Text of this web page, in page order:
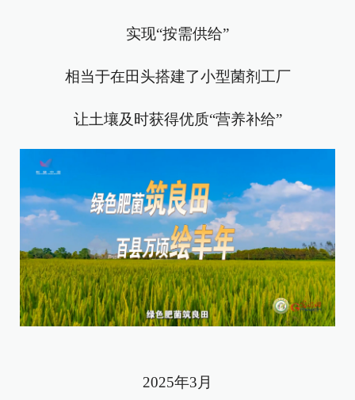
实现“按需供给”
相当于在田头搭建了小型菌剂工厂
让土壤及时获得优质“营养补给”
2025年3月